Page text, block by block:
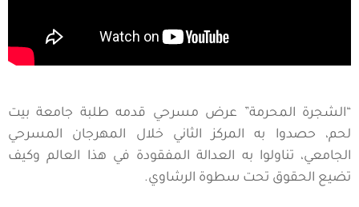
“الشجرة المحرمة” عرض مسرحي قدمه طلبة جامعة بيت
لحم، حصدوا به المركز الثاني خلال المهرجان المسرحي
الجامعي، تناولوا به العدالة المفقودة في هذا العالم وكيف
تضيع الحقوق تحت سطوة الرشاوي.